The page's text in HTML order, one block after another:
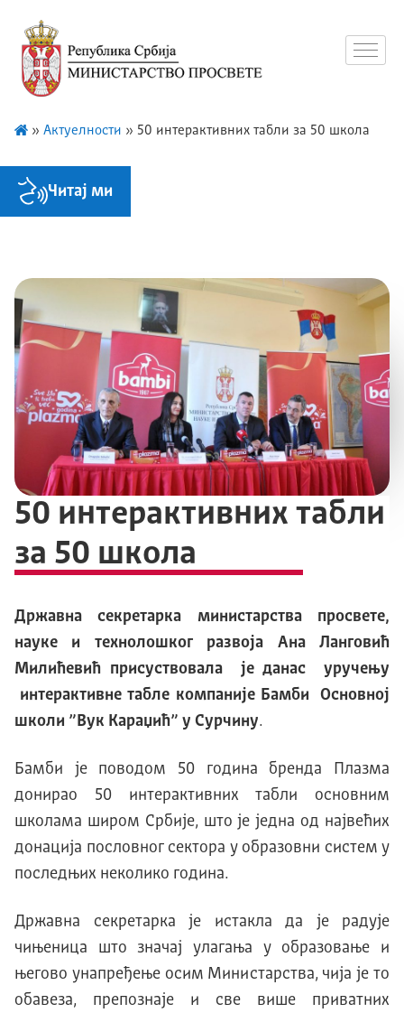
» Актуелности » 50 интерактивних табли за 50 школа
Читај ми
50 интерактивних табли
за 50 школа
Државна секретарка министарства просвете,
науке и технолошког развоја Ана Ланговић
Милићевић присуствовала је данас уручењу
интерактивне табле компаније Бамби Основној
школи ”Вук Караџић” у Сурчину.
Бамби је поводом 50 година бренда Плазма
донирао 50 интерактивних табли основним
школама широм Србије, што је једна од највећих
донација пословног сектора у образовни систем у
последњих неколико година.
Државна секретарка је истакла да је радује
чињеница што значај улагања у образовање и
његово унапређење осим Министарства, чија је то
обавеза, препознаје и све више приватних